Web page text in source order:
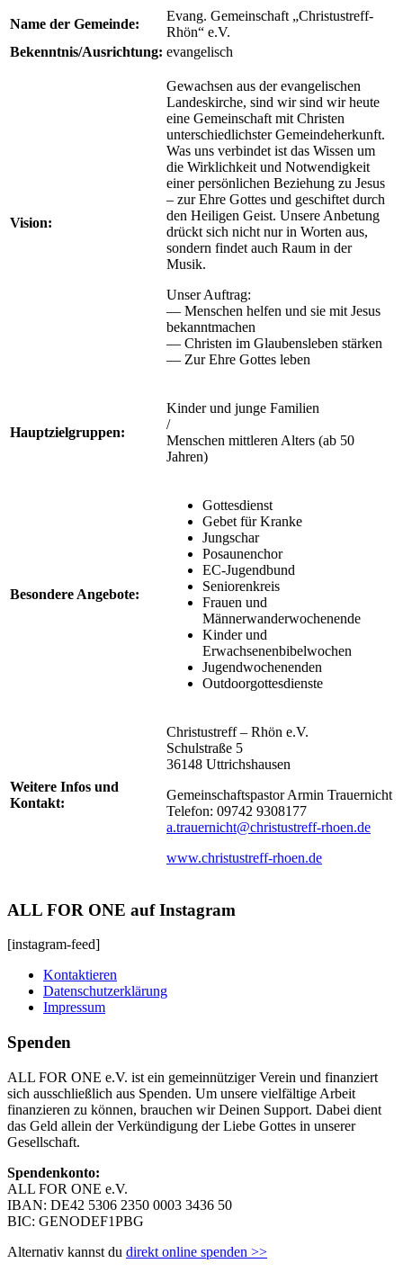
Name der Gemeinde:
Evang. Gemeinschaft „Christustreff-
Rhön“ e.V.
Bekenntnis/Ausrichtung: evangelisch
Vision:
Gewachsen aus der evangelischen
Landeskirche, sind wir sind wir heute
eine Gemeinschaft mit Christen
unterschiedlichster Gemeindeherkunft.
Was uns verbindet ist das Wissen um
die Wirklichkeit und Notwendigkeit
einer persönlichen Beziehung zu Jesus
– zur Ehre Gottes und geschiftet durch
den Heiligen Geist. Unsere Anbetung
drückt sich nicht nur in Worten aus,
sondern findet auch Raum in der
Musik.
Unser Auftrag:
— Menschen helfen und sie mit Jesus
bekanntmachen
— Christen im Glaubensleben stärken
— Zur Ehre Gottes leben
Hauptzielgruppen:
Kinder und junge Familien
/
Menschen mittleren Alters (ab 50
Jahren)
Besondere Angebote:
Gottesdienst
Gebet für Kranke
Jungschar
Posaunenchor
EC-Jugendbund
Seniorenkreis
Frauen und
Männerwanderwochenende
Kinder und
Erwachsenenbibelwochen
Jugendwochenenden
Outdoorgottesdienste
Weitere Infos und
Kontakt:
Christustreff – Rhön e.V.
Schulstraße 5
36148 Uttrichshausen
Gemeinschaftspastor Armin Trauernicht
Telefon: 09742 9308177
a.trauernicht@christustreff-rhoen.de
www.christustreff-rhoen.de
ALL FOR ONE auf Instagram
[instagram-feed]
Kontaktieren
Datenschutzerklärung
Impressum
Spenden
ALL FOR ONE e.V. ist ein gemeinnütziger Verein und finanziert
sich ausschließlich aus Spenden. Um unsere vielfältige Arbeit
finanzieren zu können, brauchen wir Deinen Support. Dabei dient
das Geld allein der Verkündigung der Liebe Gottes in unserer
Gesellschaft.
Spendenkonto:
ALL FOR ONE e.V.
IBAN: DE42 5306 2350 0003 3436 50
BIC: GENODEF1PBG
Alternativ kannst du direkt online spenden >>